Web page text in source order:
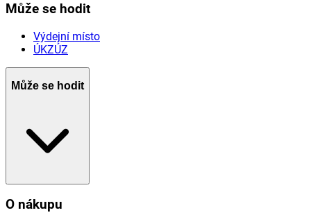
Může se hodit
Výdejní místo
ÚKZÚZ
Může se hodit
O nákupu